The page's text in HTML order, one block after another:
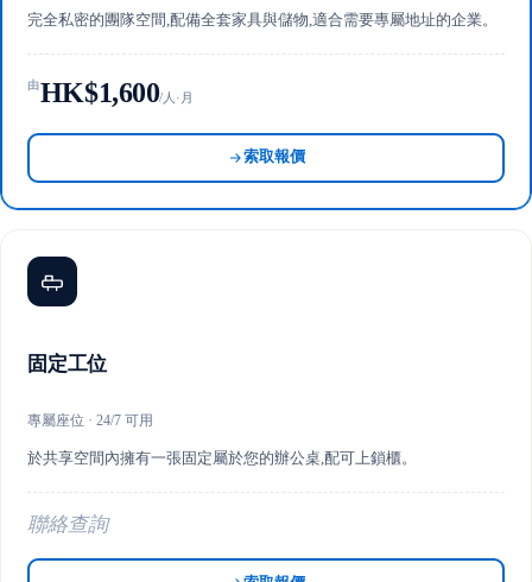
完全私密的團隊空間,配備全套家具與儲物,適合需要專屬地址的企業。
由HK$1,600/人·月
索取報價
固定工位
專屬座位 · 24/7 可用
於共享空間內擁有一張固定屬於您的辦公桌,配可上鎖櫃。
聯絡查詢